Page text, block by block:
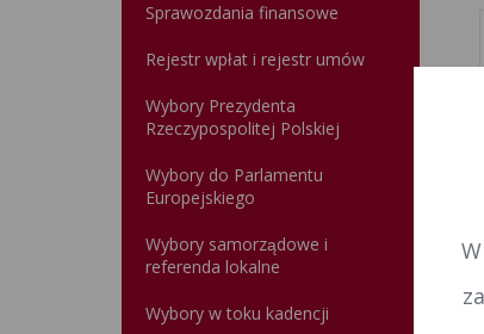
Sprawozdania finansowe
Rejestr wpłat i rejestr umów
Wybory Prezydenta
Rzeczypospolitej Polskiej
Wybory do Parlamentu
Europejskiego
Wybory samorządowe i
referenda lokalne
Wybory w toku kadencji